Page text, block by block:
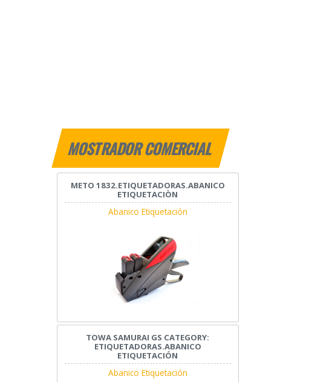
MOSTRADOR COMERCIAL
METO 1832.ETIQUETADORAS.ABANICO
ETIQUETACIÒN
Abanico Etiquetación
TOWA SAMURAI GS CATEGORY:
ETIQUETADORAS.ABANICO
ETIQUETACIÓN
Abanico Etiquetación